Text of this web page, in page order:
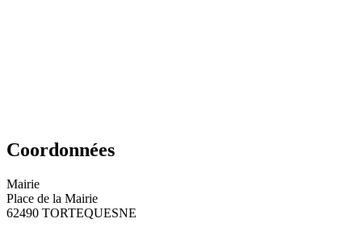
Coordonnées
Mairie
Place de la Mairie
62490 TORTEQUESNE